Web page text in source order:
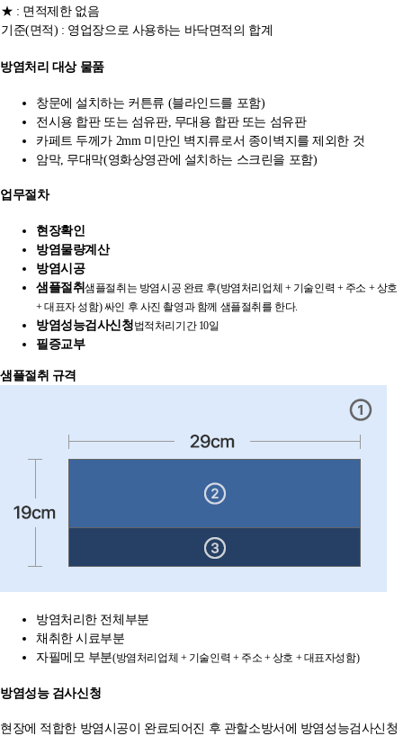
★ : 면적제한 없음
기준(면적) : 영업장으로 사용하는 바닥면적의 합계
방염처리 대상 물품
창문에 설치하는 커튼류 (블라인드를 포함)
전시용 합판 또는 섬유판, 무대용 합판 또는 섬유판
카페트 두께가 2mm 미만인 벽지류로서 종이벽지를 제외한 것
암막, 무대막(영화상영관에 설치하는 스크린을 포함)
업무절차
현장확인
방염물량계산
방염시공
샘플절취샘플절취는 방염시공 완료 후(방염처리업체 + 기술인력 + 주소 + 상호
+ 대표자 성함) 싸인 후 사진 촬영과 함께 샘플절취를 한다.
방염성능검사신청법적처리기간 10일
필증교부
샘플절취 규격
방염처리한 전체부분
채취한 시료부분
자필메모 부분(방염처리업체 + 기술인력 + 주소 + 상호 + 대표자성함)
방염성능 검사신청
현장에 적합한 방염시공이 완료되어진 후 관할소방서에 방염성능검사신청